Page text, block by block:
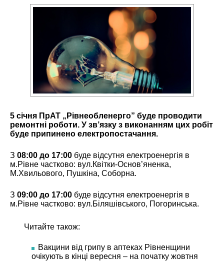
5 січня ПрАТ „Рівнеобленерго” буде проводити
ремонтні роботи. У зв’язку з виконанням цих робіт
буде припинено електропостачання.
З 08:00 до 17:00 буде відсутня електроенергія в
м.Рівне частково: вул.Квітки-Основ’яненка,
М.Хвильового, Пушкіна, Соборна.
З 09:00 до 17:00 буде відсутня електроенергія в
м.Рівне частково: вул.Біляшівського, Погоринська.
Читайте також:
Вакцини від грипу в аптеках Рівненщини
очікують в кінці вересня – на початку жовтня